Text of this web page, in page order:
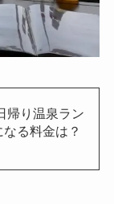
帰り温泉ラン
る料金は？